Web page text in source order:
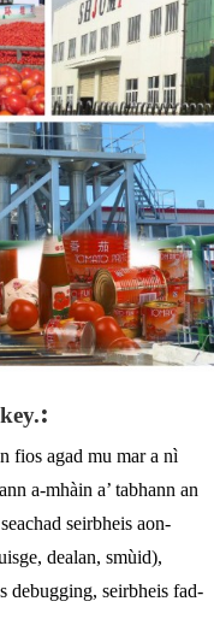
:
fios agad mu mar a nì
a-mhàin a’ tabhann an
seirbheis aon-
dealan, smùid),
debugging, seirbheis fad-